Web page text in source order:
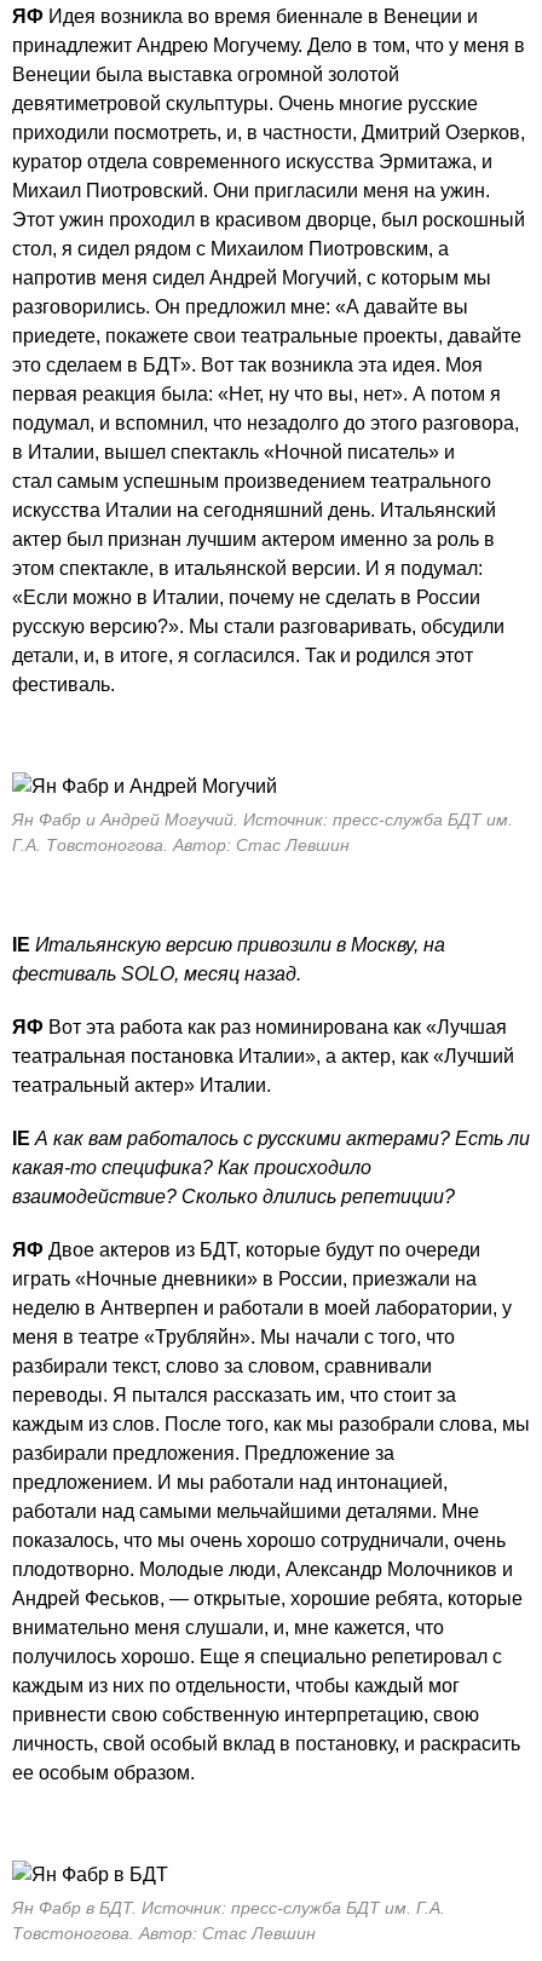
ЯФ Идея возникла во время биеннале в Венеции и
принадлежит Андрею Могучему. Дело в том, что у меня в
Венеции была выставка огромной золотой
девятиметровой скульптуры. Очень многие русские
приходили посмотреть, и, в частности, Дмитрий Озерков,
куратор отдела современного искусства Эрмитажа, и
Михаил Пиотровский. Они пригласили меня на ужин.
Этот ужин проходил в красивом дворце, был роскошный
стол, я сидел рядом с Михаилом Пиотровским, а
напротив меня сидел Андрей Могучий, с которым мы
разговорились. Он предложил мне: «А давайте вы
приедете, покажете свои театральные проекты, давайте
это сделаем в БДТ». Вот так возникла эта идея. Моя
первая реакция была: «Нет, ну что вы, нет». А потом я
подумал, и вспомнил, что незадолго до этого разговора,
в Италии, вышел спектакль «Ночной писатель» и
стал самым успешным произведением театрального
искусства Италии на сегодняшний день. Итальянский
актер был признан лучшим актером именно за роль в
этом спектакле, в итальянской версии. И я подумал:
«Если можно в Италии, почему не сделать в России
русскую версию?». Мы стали разговаривать, обсудили
детали, и, в итоге, я согласился. Так и родился этот
фестиваль.
Ян Фабр и Андрей Могучий. Источник: пресс-служба БДТ им.
Г.А. Товстоногова. Автор: Стас Левшин
IE Итальянскую версию привозили в Москву, на
фестиваль SOLO, месяц назад.
ЯФ Вот эта работа как раз номинирована как «Лучшая
театральная постановка Италии», а актер, как «Лучший
театральный актер» Италии.
IE А как вам работалось с русскими актерами? Есть ли
какая-то специфика? Как происходило
взаимодействие? Сколько длились репетиции?
ЯФ Двое актеров из БДТ, которые будут по очереди
играть «Ночные дневники» в России, приезжали на
неделю в Антверпен и работали в моей лаборатории, у
меня в театре «Трубляйн». Мы начали с того, что
разбирали текст, слово за словом, сравнивали
переводы. Я пытался рассказать им, что стоит за
каждым из слов. После того, как мы разобрали слова, мы
разбирали предложения. Предложение за
предложением. И мы работали над интонацией,
работали над самыми мельчайшими деталями. Мне
показалось, что мы очень хорошо сотрудничали, очень
плодотворно. Молодые люди, Александр Молочников и
Андрей Феськов, — открытые, хорошие ребята, которые
внимательно меня слушали, и, мне кажется, что
получилось хорошо. Еще я специально репетировал с
каждым из них по отдельности, чтобы каждый мог
привнести свою собственную интерпретацию, свою
личность, свой особый вклад в постановку, и раскрасить
ее особым образом.
Ян Фабр в БДТ. Источник: пресс-служба БДТ им. Г.А.
Товстоногова. Автор: Стас Левшин